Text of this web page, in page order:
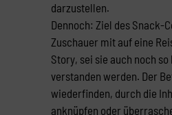
darzustellen.
Dennoch: Ziel des Snack-
Zuschauer mit auf eine
Story, sei sie auch noch
verstanden werden. Der
wiederfinden, durch die
anknüpfen oder